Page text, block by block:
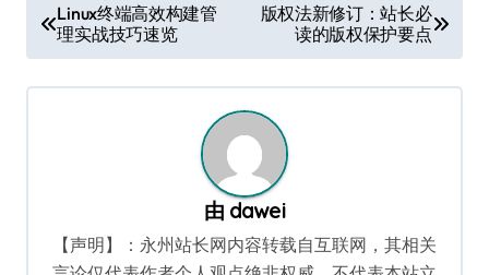
章
导
Linux终端高效构建管
理实战技巧速览
版权法新修订：站长必
读的版权保护要点
由 dawei
【声明】：永州站长网内容转载自互联网，其相关